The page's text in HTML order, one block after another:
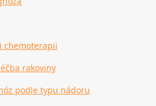
chemoterapii
rakoviny
podle typu nádoru